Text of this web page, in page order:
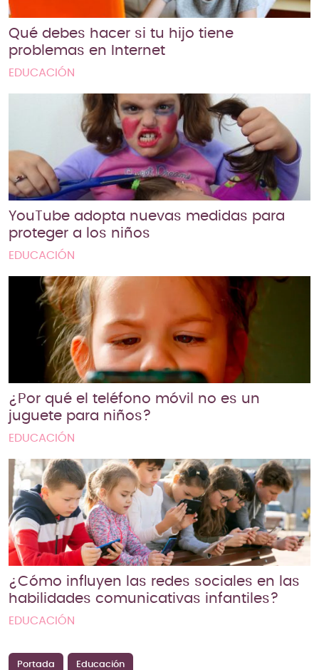
Qué debes hacer si tu hijo tiene
problemas en Internet
EDUCACIÓN
YouTube adopta nuevas medidas para
proteger a los niños
EDUCACIÓN
¿Por qué el teléfono móvil no es un
juguete para niños?
EDUCACIÓN
¿Cómo influyen las redes sociales en las
habilidades comunicativas infantiles?
EDUCACIÓN
Portada Educación